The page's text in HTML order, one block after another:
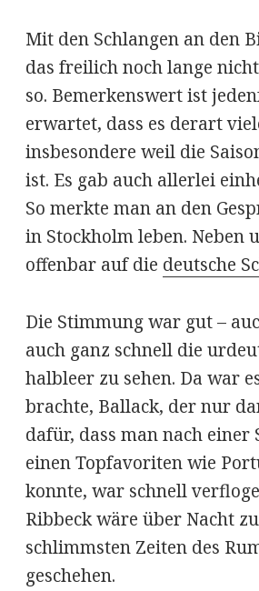
Mit den Schlangen an den
das freilich noch lange
so. Bemerkenswert ist
erwartet, dass es derart
insbesondere weil die
ist. Es gab auch allerlei
So merkte man an den
in Stockholm leben. Neben
offenbar auf die deutsche
Die Stimmung war gut –
auch ganz schnell die
halbleer zu sehen. Da war
brachte, Ballack, der nur
dafür, dass man nach
einen Topfavoriten wie
konnte, war schnell
Ribbeck wäre über Nacht
schlimmsten Zeiten des
geschehen.